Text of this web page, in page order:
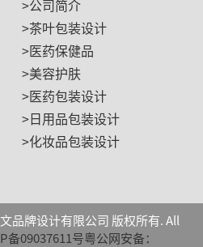
>公司简介
>茶叶包装设计
>医药保健品
>美容护肤
>医药包装设计
>日用品包装设计
>化妆品包装设计
品牌设计有限公司 版权所有. All
备09037611号粤公网安备：